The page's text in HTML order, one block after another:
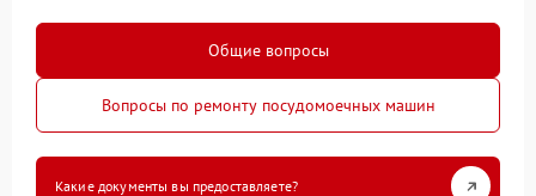
Общие вопросы
Вопросы по ремонту посудомоечных машин
Какие документы вы предоставляете?